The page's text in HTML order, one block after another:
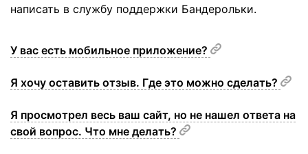
написать в службу поддержки Бандерольки.
У вас есть мобильное приложение?
Я хочу оставить отзыв. Где это можно сделать?
Я просмотрел весь ваш сайт, но не нашел ответа на
свой вопрос. Что мне делать?